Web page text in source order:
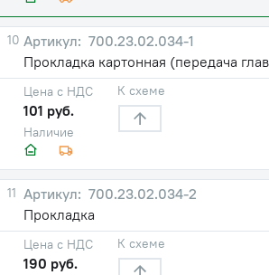
10
700.23.02.034-1
Прокладка картонная (передача
Наличие
Цена с НДС
101 руб.
К схеме
11
700.23.02.034-2
Прокладка
Цена с НДС
190 руб.
К схеме